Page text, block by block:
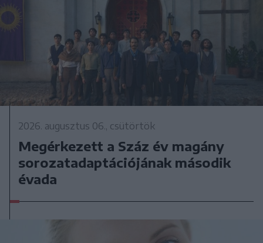
2026. augusztus 06., csütörtök
Megérkezett a Száz év magány
sorozatadaptációjának második
évada